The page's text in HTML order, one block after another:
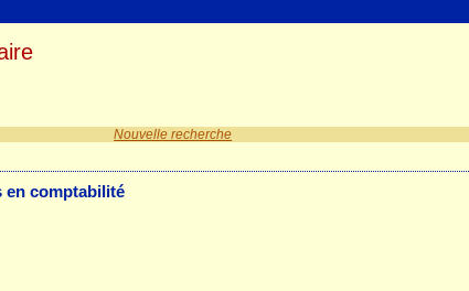
Nouvelle recherche
en comptabilité